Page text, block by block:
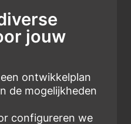
jouw
ontwikkelplan
de mogelijkheden
configureren we